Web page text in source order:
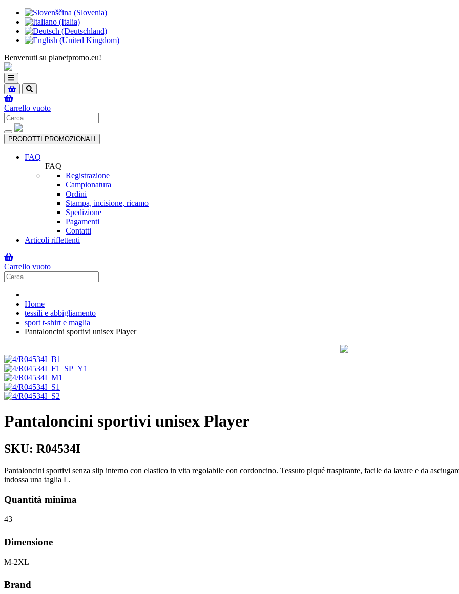
Benvenuti su planetpromo.eu!
Toggle
navigation
Carrello vuoto
Toggle
navigation
PRODOTTI PROMOZIONALI
FAQ
FAQ
Registrazione
Campionatura
Ordini
Stampa, incisione, ricamo
Spedizione
Pagamenti
Contatti
Articoli riflettenti
Carrello vuoto
Home
tessili e abbigliamento
sport t-shirt e maglia
Pantaloncini sportivi unisex Player
Pantaloncini sportivi unisex Player
SKU: R04534I
Pantaloncini sportivi senza slip interno con elastico in vita regolabile con cordoncino. Tessuto piqué traspirante, facile da lavare e da
indossa una taglia L.
Quantità minima
43
Dimensione
M-2XL
Brand